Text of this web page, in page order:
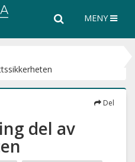
hele
Søk MENY
Del
del av